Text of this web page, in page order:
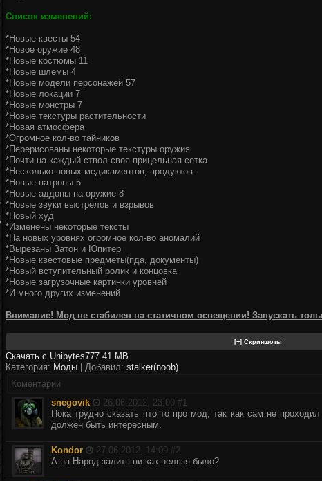
Список изменений:
*Новые квесты 54
*Новое оружие 48
*Новые костюмы 11
*Новые шлемы 4
*Новые модели персонажей 57
*Новые локации 7
*Новые монстры 7
*Новые текстуры растительности
*Новая атмосфера
*Огромное кол-во тайников
*Перерисованы некоторые текстуры оружия
*Почти на каждый ствол своя прицельная сетка
*Несколько новых медикаментов, продуктов.
*Новые патроны 5
*Новые аддоны на оружие 8
*Новые звуки выстрелов и взрывов
*Новый худ
*Изменены некоторые тексты
*На новых уровнях огромное кол-во аномалий
*Вырезаны Затон и Юпитер
*Новые квестовые предметы(пда, документы)
*Новый вступительный ролик и концовка
*Новые загрузочные картинки уровней
*И много других изменений
Внимание! Мод не стабилен на статичном освещении! Запускать
Скачать с Unibytes777.41 MB
Категория: Моды | Добавил: stalker(noob)
Коментарии
snegovik
26.06.2012, 23:00 #1
Пока трудно сказать что то про мод, так как сам не
должен быть интересным.
Kondor 27.06.2012, 14:09 #2
А на Народ залить ни как нельзя было?